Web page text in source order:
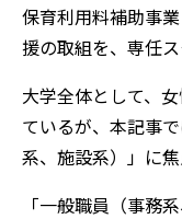
保育利用料補助事
援の取組を、専任
大学全体として、
ているが、本記事
系、施設系）」に焦
「一般職員（事務